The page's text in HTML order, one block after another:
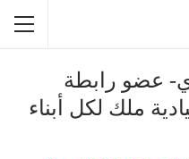
عضو رابطة
ملك لكل أبناء